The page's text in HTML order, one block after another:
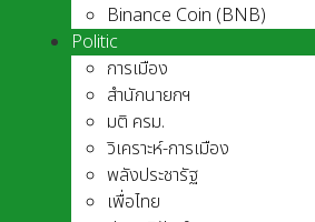
Binance Coin (BNB)
Politic
การเมือง
สำนักนายกฯ
มติ ครม.
วิเคราะห์-การเมือง
พลังประชารัฐ
เพื่อไทย